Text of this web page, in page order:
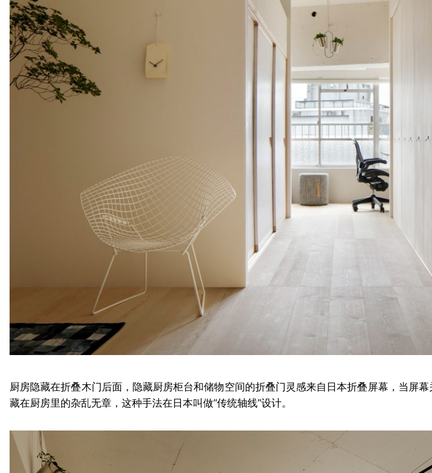
厨房隐藏在折叠木门后面，隐藏厨房柜台和储物空间的折叠门灵感来自日本折叠屏幕，当屏
藏在厨房里的杂乱无章，这种手法在日本叫做“传统轴线”设计。